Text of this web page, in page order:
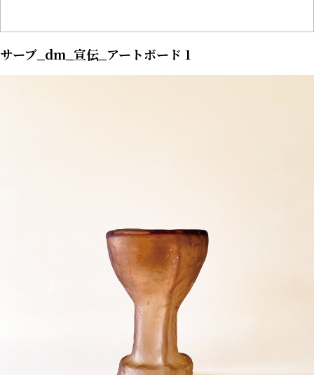
サーブ_dm_宣伝_アートボード 1